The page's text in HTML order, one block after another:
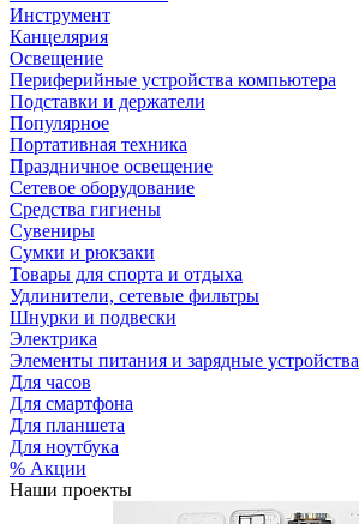
Инструмент
Канцелярия
Освещение
Периферийные устройства компьютера
Подставки и держатели
Популярное
Портативная техника
Праздничное освещение
Сетевое оборудование
Средства гигиены
Сувениры
Сумки и рюкзаки
Товары для спорта и отдыха
Удлинители, сетевые фильтры
Шнурки и подвески
Электрика
Элементы питания и зарядные устройства
Для часов
Для смартфона
Для планшета
Для ноутбука
% Акции
Наши проекты